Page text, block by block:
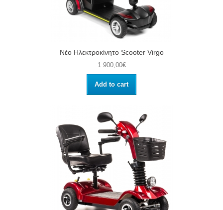
Νέο Ηλεκτροκίνητο Scooter Virgo
1 900,00€
Add to cart